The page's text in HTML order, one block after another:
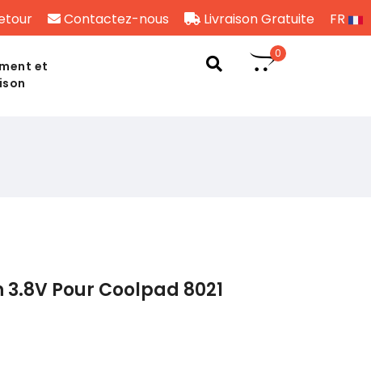
Contactez-nous Livraison Gratuite FR
et
0
Pour Coolpad 8021